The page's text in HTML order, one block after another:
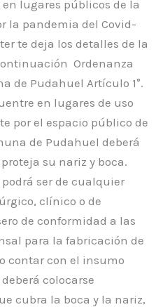
lugares públicos de la
la pandemia del Covid-
te deja los detalles de la
Ordenanza
de Pudahuel Artículo 1°.
en lugares de uso
por el espacio público de
de Pudahuel deberá
su nariz y boca.
ser de cualquier
clínico o de
de conformidad a las
para la fabricación de
contar con el insumo
colocarse
cubra la boca y la nariz,